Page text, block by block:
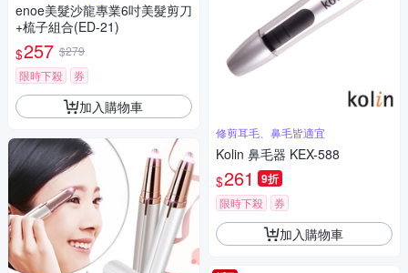
enoe美髮沙龍專業6吋美髮剪刀
+梳子組合(ED-21)
$257 $279
限時下殺
券
加入購物車
修剪耳毛、鼻毛皆適宜
Kolin 鼻毛器 KEX-588
$261 9折
限時下殺 券
加入購物車